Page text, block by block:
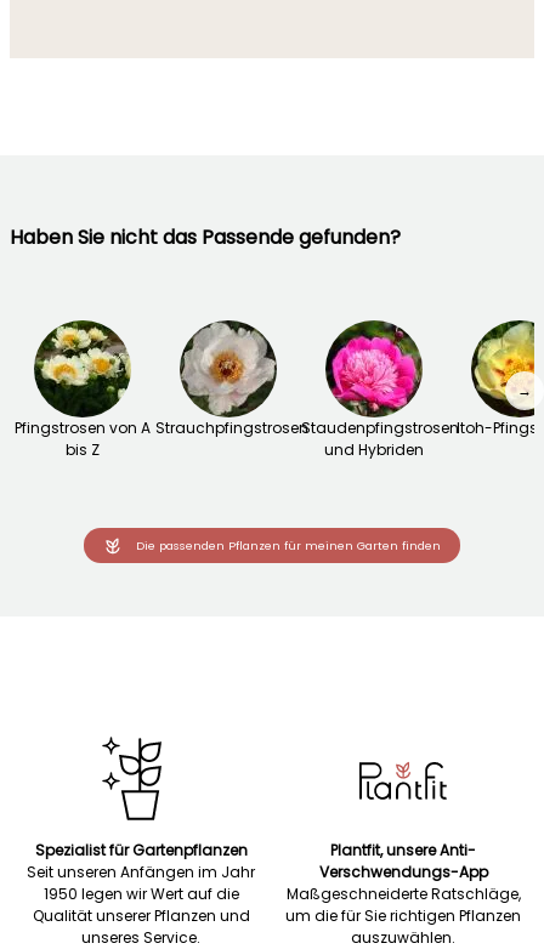
Haben Sie nicht das Passende gefunden?
Pfingstrosen von A
bis Z
StrauchpfingstrosenStaudenpfingstrosen
und Hybriden
Itoh-
→
Die passenden Pflanzen für meinen Garten finden
Spezialist für Gartenpflanzen
Seit unseren Anfängen im Jahr
1950 legen wir Wert auf die
Qualität unserer Pflanzen und
unseres Service.
Plantfit, unsere Anti-
Verschwendungs-App
Maßgeschneiderte Ratschläge,
um die für Sie richtigen Pflanzen
auszuwählen.